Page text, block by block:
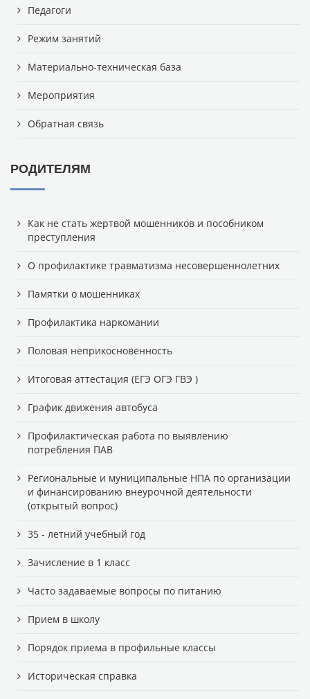
Педагоги
Режим занятий
Материально-техническая база
Мероприятия
Обратная связь
РОДИТЕЛЯМ
Как не стать жертвой мошенников и пособником
преступления
О профилактике травматизма несовершеннолетних
Памятки о мошенниках
Профилактика наркомании
Половая неприкосновенность
Итоговая аттестация (ЕГЭ ОГЭ ГВЭ )
График движения автобуса
Профилактическая работа по выявлению
потребления ПАВ
Региональные и муниципальные НПА по организации
и финансированию внеурочной деятельности
(открытый вопрос)
35 - летний учебный год
Зачисление в 1 класс
Часто задаваемые вопросы по питанию
Прием в школу
Порядок приема в профильные классы
Историческая справка